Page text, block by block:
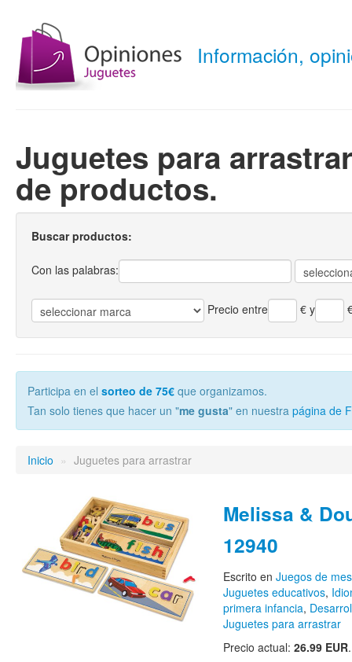
Información,
Juguetes para
de productos.
Buscar productos:
Con las palabras:
Precio entre €y
Participa en el sorteo de 75€ que organizamos.
Tan solo tienes que hacer un "me gusta" en nuestra página de
Inicio » Juguetes para arrastrar
Melissa &
12940
Escrito en Juegos de
Juguetes educativos,
primera infancia,
Juguetes para arrastrar
Precio actual: 26.99 EUR